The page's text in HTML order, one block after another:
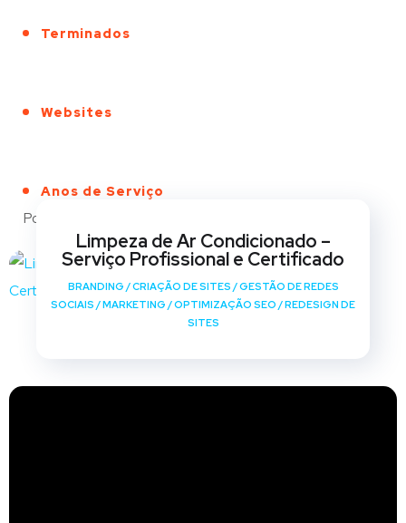
Terminados
Websites
Anos de Serviço
Portfólio
Limpeza de Ar Condicionado –
Serviço Profissional e Certificado
BRANDING /CRIAÇÃO DE SITES /GESTÃO DE REDES
SOCIAIS /MARKETING /OPTIMIZAÇÃO SEO /REDESIGN DE
SITES